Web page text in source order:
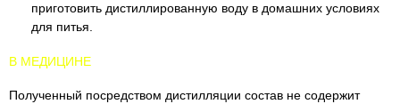
приготовить дистиллированную воду в домашних условиях
для питья.
В МЕДИЦИНЕ
Полученный посредством дистилляции состав не содержит